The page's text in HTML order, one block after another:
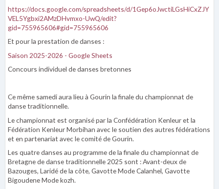
https://docs.google.com/spreadsheets/d/1Gep6oJwctiLGsHiCxZJY
VEL5Ygbxi2AMzDHvmxo-UwQ/edit?
gid=755965606#gid=755965606
Et pour la prestation de danses :
Saison 2025-2026 - Google Sheets
Concours individuel de danses bretonnes
Ce même samedi aura lieu à Gourin la finale du championnat de
danse traditionnelle.
Le championnat est organisé par la Confédération Kenleur et la
Fédération Kenleur Morbihan avec le soutien des autres fédérations
et en partenariat avec le comité de Gourin.
Les quatre danses au programme de la finale du championnat de
Bretagne de danse traditionnelle 2025 sont : Avant-deux de
Bazouges, Laridé de la côte, Gavotte Mode Calanhel, Gavotte
Bigoudene Mode kozh.